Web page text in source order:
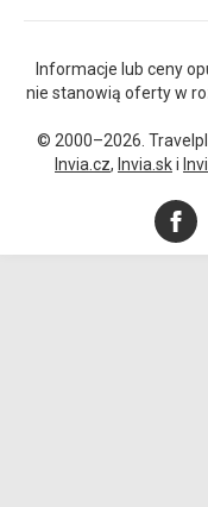
Informacje lub ceny
nie stanowią oferty w
© 2000–2026.
Invia.cz, Invia.ski